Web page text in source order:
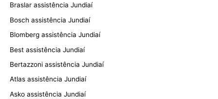
Braslar assistência Jundiaí
Bosch assistência Jundiaí
Blomberg assistência Jundiaí
Best assistência Jundiaí
Bertazzoni assistência Jundiaí
Atlas assistência Jundiaí
Asko assistência Jundiaí